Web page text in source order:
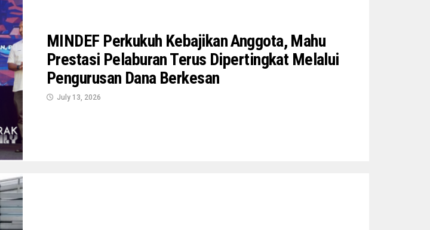
MINDEF Perkukuh Kebajikan Anggota, Mahu
Prestasi Pelaburan Terus Dipertingkat Melalui
Pengurusan Dana Berkesan
July 13, 2026